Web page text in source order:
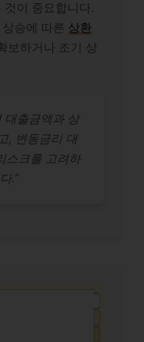
것이 중요합니다.
승에 따른 상환
보하거나 조기 상
대출금액과 상
, 변동금리 대
스크를 고려하
.”